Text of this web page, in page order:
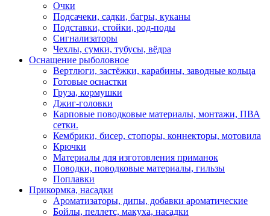
Очки
Подсачеки, садки, багры, куканы
Подставки, стойки, род-поды
Сигнализаторы
Чехлы, сумки, тубусы, вёдра
Оснащение рыболовное
Вертлюги, застёжки, карабины, заводные кольца
Готовые оснастки
Груза, кормушки
Джиг-головки
Карповые поводковые материалы, монтажи, ПВА
сетки.
Кембрики, бисер, стопоры, коннекторы, мотовила
Крючки
Материалы для изготовления приманок
Поводки, поводковые материалы, гильзы
Поплавки
Прикормка, насадки
Ароматизаторы, дипы, добавки ароматические
Бойлы, пеллетс, макуха, насадки